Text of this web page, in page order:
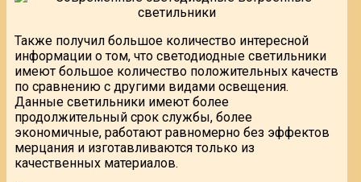
Также получил большое количество интересной
информации о том, что светодиодные светильники
имеют большое количество положительных качеств
по сравнению с другими видами освещения.
Данные светильники имеют более
продолжительный срок службы, более
экономичные, работают равномерно без эффектов
мерцания и изготавливаются только из
качественных материалов.